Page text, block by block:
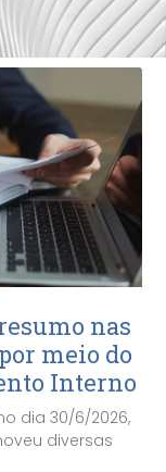
nas
meio do
Interno
dia 30/6/2026,
diversas